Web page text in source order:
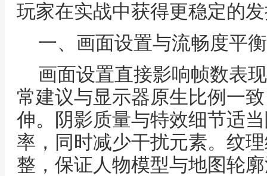
玩家在实战中获得更稳定的
一、画面设置与流畅度平衡
画面设置直接影响帧数表
常建议与显示器原生比例一
伸。阴影质量与特效细节适
率，同时减少干扰元素。纹
整，保证人物模型与地图轮